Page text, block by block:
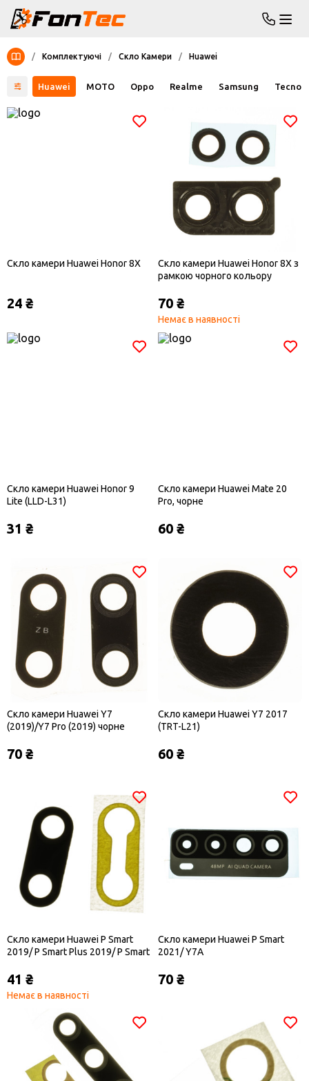
Huawei MOTO Oppo Realme Samsung Tecno
/ Комплектуючі / Скло Камери / Huawei
Скло камери Huawei Honor 8X
24 ₴
Скло камери Huawei Honor 8X з
рамкою чорного кольору
70 ₴
Немає в наявності
Скло камери Huawei Honor 9
Lite (LLD-L31)
31 ₴
Скло камери Huawei Mate 20
Pro, чорне
60 ₴
Скло камери Huawei Y7
(2019)/Y7 Pro (2019) чорне
70 ₴
Скло камери Huawei Y7 2017
(TRT-L21)
60 ₴
Скло камери Huawei P Smart
2019/ P Smart Plus 2019/ P Smart
2019
41 ₴
Немає в наявності
Скло камери Huawei P Smart
2021/ Y7A
70 ₴